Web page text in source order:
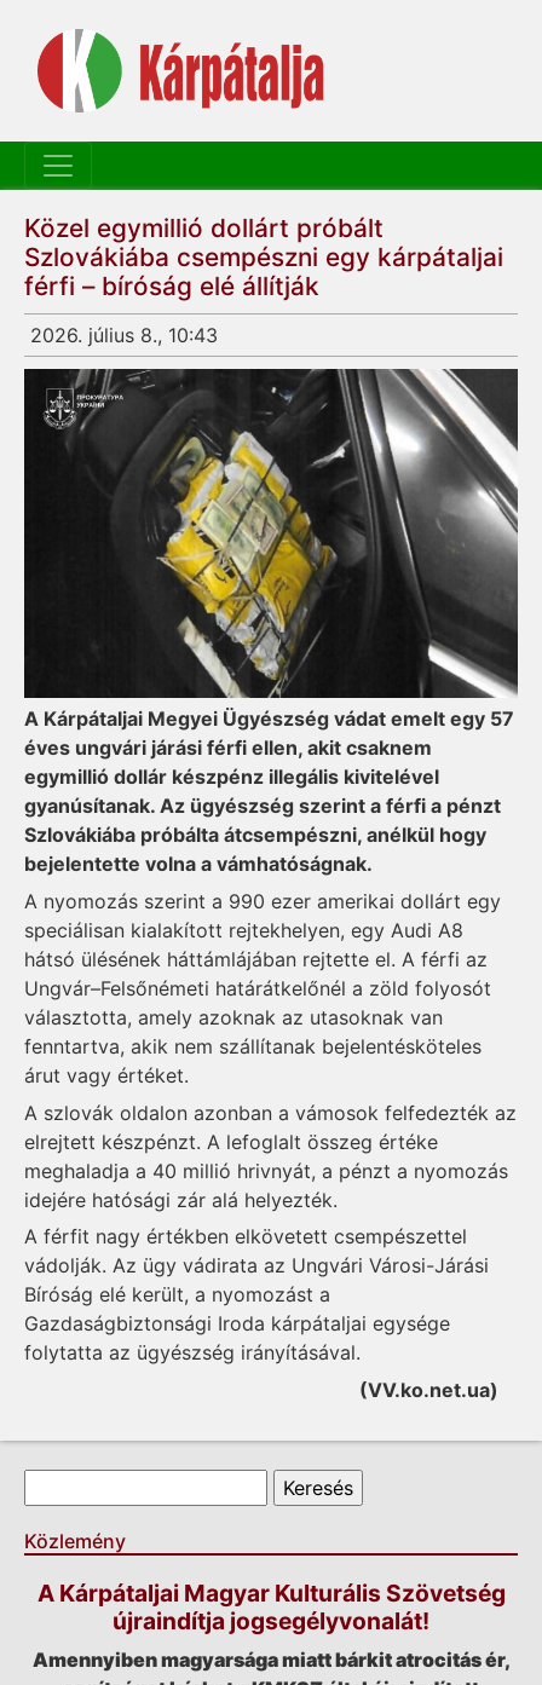
Közel egymillió dollárt próbált
Szlovákiába csempészni egy kárpátaljai
férfi – bíróság elé állítják
2026. július 8., 10:43
A Kárpátaljai Megyei Ügyészség vádat emelt egy 57
éves ungvári járási férfi ellen, akit csaknem
egymillió dollár készpénz illegális kivitelével
gyanúsítanak. Az ügyészség szerint a férfi a pénzt
Szlovákiába próbálta átcsempészni, anélkül hogy
bejelentette volna a vámhatóságnak.
A nyomozás szerint a 990 ezer amerikai dollárt egy
speciálisan kialakított rejtekhelyen, egy Audi A8
hátsó ülésének háttámlájában rejtette el. A férfi az
Ungvár–Felsőnémeti határátkelőnél a zöld folyosót
választotta, amely azoknak az utasoknak van
fenntartva, akik nem szállítanak bejelentésköteles
árut vagy értéket.
A szlovák oldalon azonban a vámosok felfedezték az
elrejtett készpénzt. A lefoglalt összeg értéke
meghaladja a 40 millió hrivnyát, a pénzt a nyomozás
idejére hatósági zár alá helyezték.
A férfit nagy értékben elkövetett csempészettel
vádolják. Az ügy vádirata az Ungvári Városi-Járási
Bíróság elé került, a nyomozást a
Gazdaságbiztonsági Iroda kárpátaljai egysége
folytatta az ügyészség irányításával.
(VV.ko.net.ua)
Keresés űrlap
Közlemény
A Kárpátaljai Magyar Kulturális Szövetség
újraindítja jogsegélyvonalát!
Amennyiben magyarsága miatt bárkit atrocitás ér,